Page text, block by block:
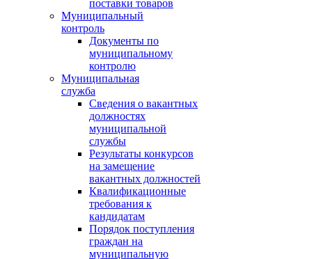
поставки товаров
Муниципальный
контроль
Документы по
муниципальному
контролю
Муниципальная
служба
Сведения о вакантных
должностях
муниципальной
службы
Результаты конкурсов
на замещение
вакантных должностей
Квалификационные
требования к
кандидатам
Порядок поступления
граждан на
муниципальную